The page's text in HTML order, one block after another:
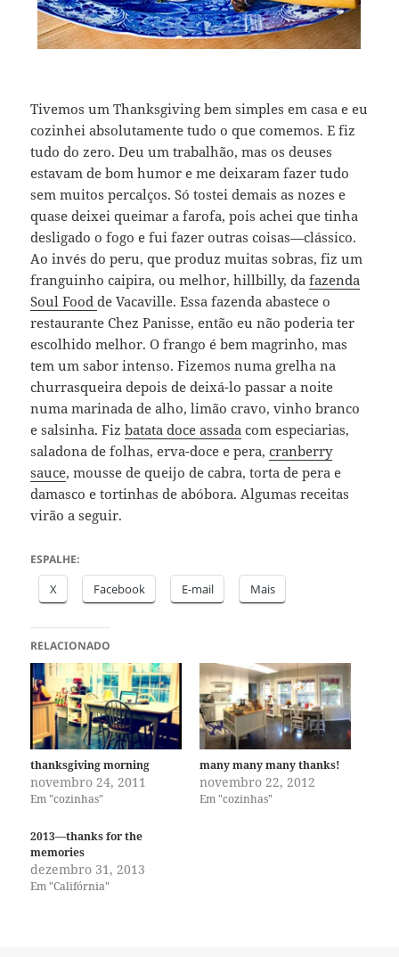
Tivemos um Thanksgiving bem simples em casa e eu
cozinhei absolutamente tudo o que comemos. E fiz
tudo do zero. Deu um trabalhão, mas os deuses
estavam de bom humor e me deixaram fazer tudo
sem muitos percalços. Só tostei demais as nozes e
quase deixei queimar a farofa, pois achei que tinha
desligado o fogo e fui fazer outras coisas—clássico.
Ao invés do peru, que produz muitas sobras, fiz um
franguinho caipira, ou melhor, hillbilly, dafazenda
Soul Foodde Vacaville. Essa fazenda abastece o
restaurante Chez Panisse, então eu não poderia ter
escolhido melhor. O frango é bem magrinho, mas
tem um sabor intenso. Fizemos numa grelha na
churrasqueira depois de deixá-lo passar a noite
numa marinada de alho, limão cravo, vinho branco
e salsinha. Fizbatata doce assada com especiarias,
saladona de folhas, erva-doce e pera,cranberry
sauce, mousse de queijo de cabra, torta de pera e
damasco e tortinhas de abóbora. Algumas receitas
virão a seguir.
ESPALHE:
X Facebook E-mail Mais
RELACIONADO
thanksgiving morning
novembro 24, 2011
Em "cozinhas"
many many many thanks!
novembro 22, 2012
Em "cozinhas"
2013—thanks for the
memories
dezembro 31, 2013
Em "Califórnia"